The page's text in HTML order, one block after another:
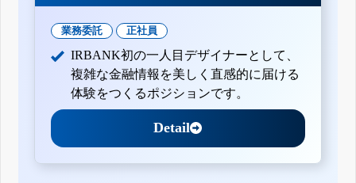
業務委託 正社員
IRBANK初の一人目デザイナーとして、
複雑な金融情報を美しく直感的に届ける
体験をつくるポジションです。
Detail